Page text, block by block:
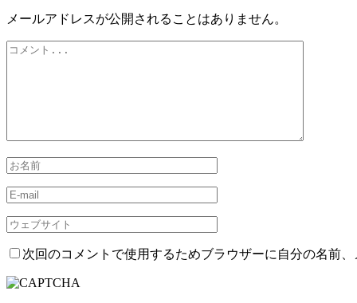
メールアドレスが公開されることはありません。
次回のコメントで使用するためブラウザーに自分の名前